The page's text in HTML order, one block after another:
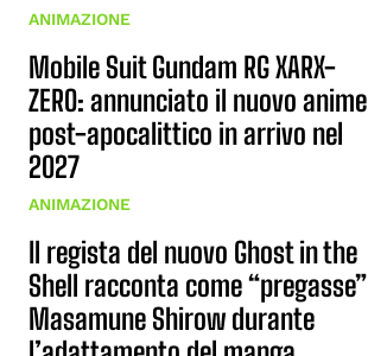
ANIMAZIONE
Mobile Suit Gundam RG XARX-
ZERO: annunciato il nuovo anime
post-apocalittico in arrivo nel
2027
ANIMAZIONE
Il regista del nuovo Ghost in the
Shell racconta come “pregasse”
Masamune Shirow durante